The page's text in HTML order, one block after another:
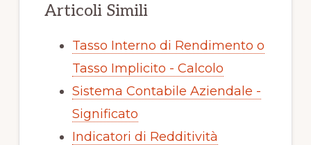
Articoli Simili
Tasso Interno di Rendimento o
Tasso Implicito - Calcolo
Sistema Contabile Aziendale -
Significato
Indicatori di Redditività